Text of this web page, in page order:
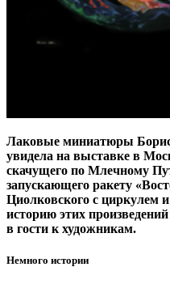
Лаковые миниатюры
увидела на выставке в
скачущего по Млечному
запускающего ракету
Циолковского с циркулем
историю этих
в гости к художникам.
Немного истории